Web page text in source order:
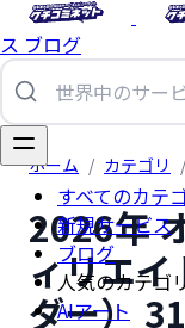
ス ブログ
すべてのカテ
新規サービス
ブログ
人気のカテゴ
AIアート
ホーム / カテゴリ /
2026年
ィリエ
ダー）